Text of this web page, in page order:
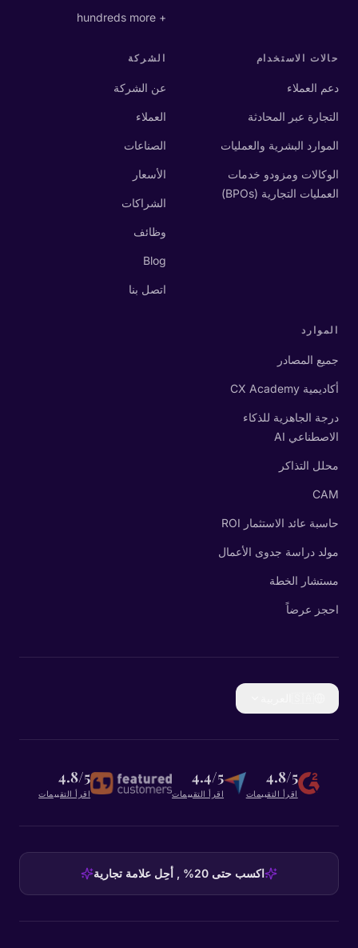
+ hundreds more
حالات الاستخدام
دعم العملاء
التجارة عبر المحادثة
الموارد البشرية والعمليات
الوكالات ومزودو خدمات
العمليات التجارية (BPOs)
الشركة
عن الشركة
العملاء
الصناعات
الأسعار
الشراكات
وظائف
Blog
اتصل بنا
الموارد
جميع المصادر
أكاديمية CX Academy
درجة الجاهزية للذكاء
الاصطناعي AI
محلل التذاكر
CAM
حاسبة عائد الاستثمار ROI
مولد دراسة جدوى الأعمال
مستشار الخطة
احجز عرضاً
4.8/5
اقرأ التقييمات
4.4/5
اقرأ التقييمات
4.8/5
اقرأ التقييمات
اكسب حتى 20% , أحِل علامة تجارية